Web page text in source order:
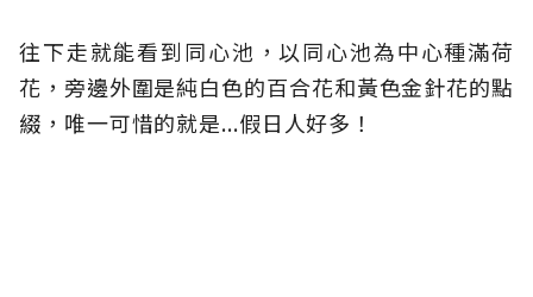
往下走就能看到同心池，以同心池為中心種滿荷
花，旁邊外圍是純白色的百合花和黃色金針花的點
綴，唯一可惜的就是...假日人好多！